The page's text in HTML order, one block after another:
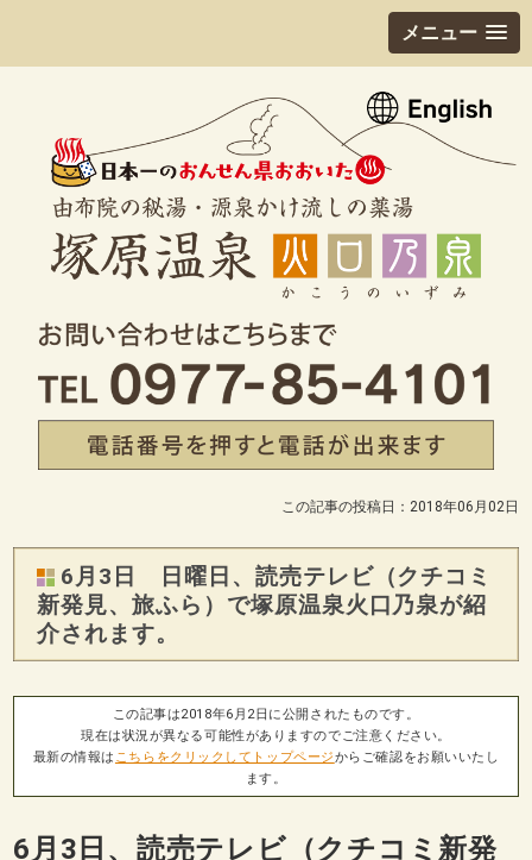
メニュー
この記事の投稿日：2018年06月02日
6月3日 日曜日、読売テレビ（クチコミ
新発見、旅ふら）で塚原温泉火口乃泉が紹
介されます。
この記事は2018年6月2日に公開されたものです。
現在は状況が異なる可能性がありますのでご注意ください。
最新の情報は こちらをクリックしてトップページからご確認をお願いいたし
ます。
6月3日、読売テレビ（クチコミ新発